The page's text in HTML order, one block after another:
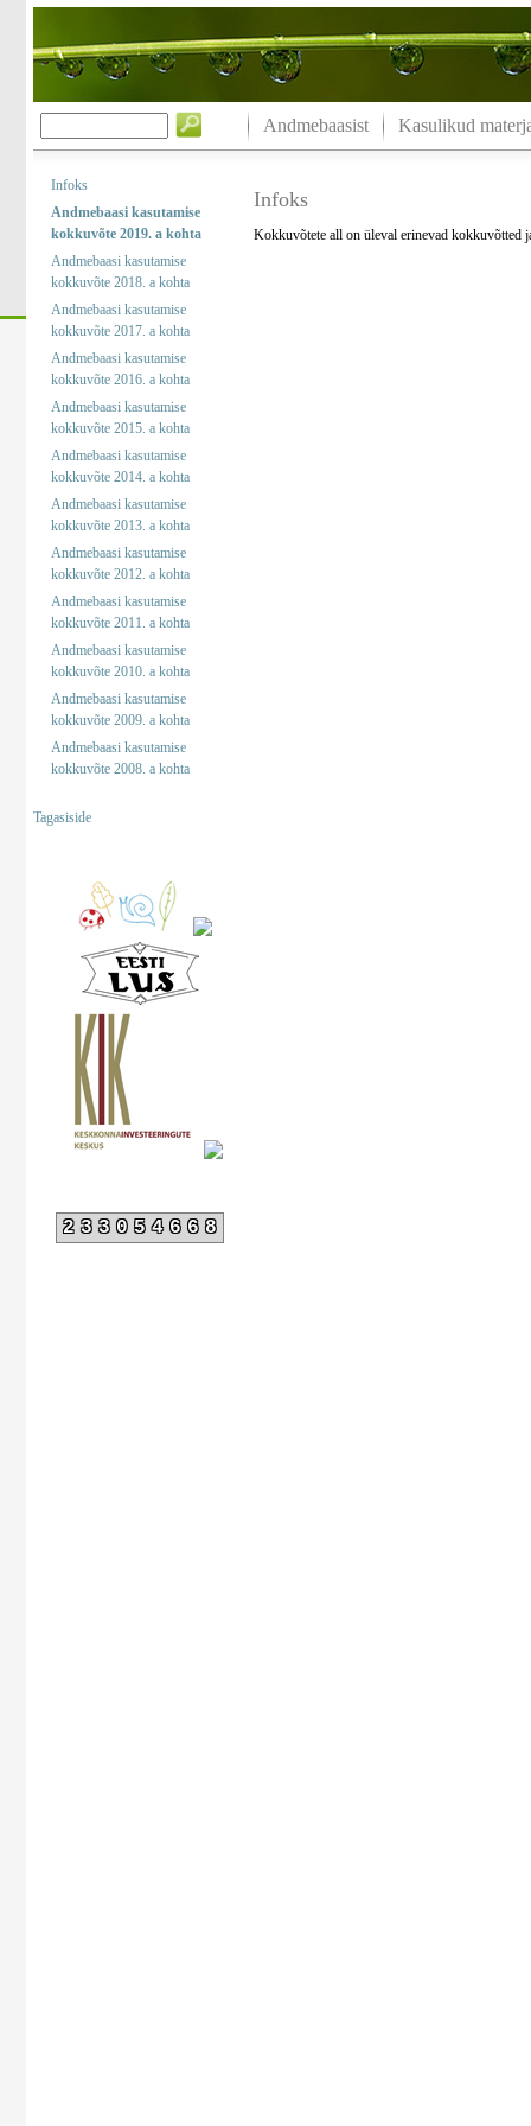
Andmebaasist Kasulikud
Infoks
Andmebaasi kasutamise
kokkuvõte 2019. a kohta
Andmebaasi kasutamise
kokkuvõte 2018. a kohta
Andmebaasi kasutamise
kokkuvõte 2017. a kohta
Andmebaasi kasutamise
kokkuvõte 2016. a kohta
Andmebaasi kasutamise
kokkuvõte 2015. a kohta
Andmebaasi kasutamise
kokkuvõte 2014. a kohta
Andmebaasi kasutamise
kokkuvõte 2013. a kohta
Andmebaasi kasutamise
kokkuvõte 2012. a kohta
Andmebaasi kasutamise
kokkuvõte 2011. a kohta
Andmebaasi kasutamise
kokkuvõte 2010. a kohta
Andmebaasi kasutamise
kokkuvõte 2009. a kohta
Andmebaasi kasutamise
kokkuvõte 2008. a kohta
Tagasiside
233054668
Infoks
Kokkuvõtete all on üleval erinevad kokkuvõtted